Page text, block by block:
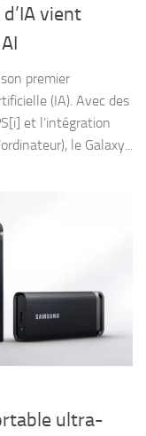
vient
premier
(IA). Avec des
et l’intégration
le Galaxy...
ultra-